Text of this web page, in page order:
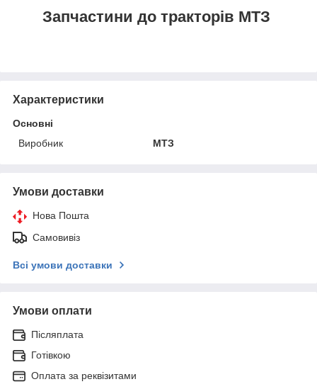
Запчастини до тракторів МТЗ
Характеристики
Основні
Виробник
МТЗ
Умови доставки
Нова Пошта
Самовивіз
Всі умови доставки
Умови оплати
Післяплата
Готівкою
Оплата за реквізитами